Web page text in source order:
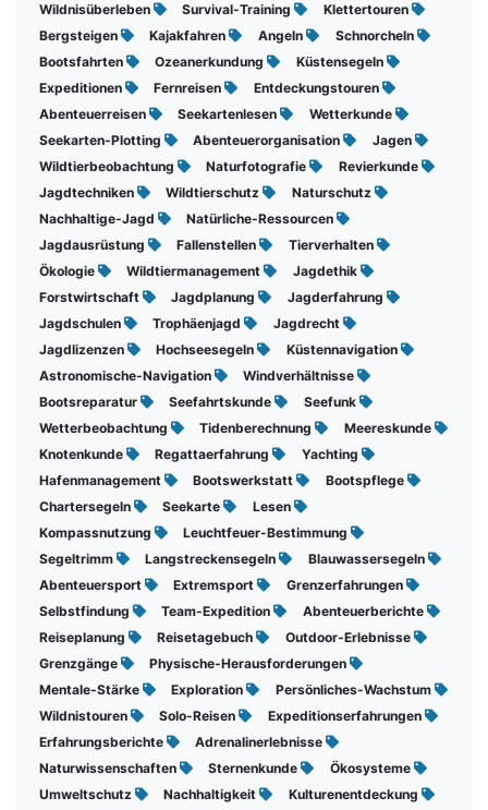
Wildnisüberleben
Survival-Training
Klettertouren
Bergsteigen
Kajakfahren Angeln
Schnorcheln
Bootsfahrten
Ozeanerkundung
Küstensegeln
Expeditionen
Fernreisen
Entdeckungstouren
Abenteuerreisen
Seekartenlesen
Wetterkunde
Seekarten-Plotting
Abenteuerorganisation
Jagen
Wildtierbeobachtung
Naturfotografie
Revierkunde
Jagdtechniken
Wildtierschutz
Naturschutz
Nachhaltige-Jagd
Natürliche-Ressourcen
Jagdausrüstung
Fallenstellen
Tierverhalten
Ökologie
Wildtiermanagement
Jagdethik
Forstwirtschaft
Jagdplanung
Jagderfahrung
Jagdschulen
Trophäenjagd
Jagdrecht
Jagdlizenzen
Hochseesegeln
Küstennavigation
Astronomische-Navigation
Windverhältnisse
Bootsreparatur
Seefahrtskunde
Seefunk
Wetterbeobachtung
Tidenberechnung
Meereskunde
Knotenkunde
Regattaerfahrung
Yachting
Hafenmanagement
Bootswerkstatt
Bootspflege
Chartersegeln
Seekarte
Lesen
Kompassnutzung
Leuchtfeuer-Bestimmung
Segeltrimm
Langstreckensegeln
Blauwassersegeln
Abenteuersport
Extremsport
Grenzerfahrungen
Selbstfindung
Team-Expedition
Abenteuerberichte
Reiseplanung
Reisetagebuch
Outdoor-Erlebnisse
Grenzgänge
Physische-Herausforderungen
Mentale-Stärke
Exploration
Persönliches-Wachstum
Wildnistouren
Solo-Reisen
Expeditionserfahrungen
Erfahrungsberichte
Adrenalinerlebnisse
Naturwissenschaften
Sternenkunde
Ökosysteme
Umweltschutz
Nachhaltigkeit Kulturenentdeckung